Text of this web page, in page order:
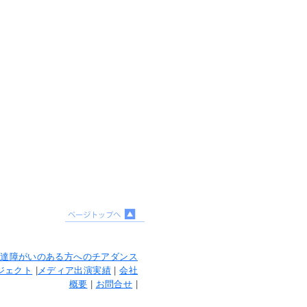
障がいのある方へのチアダンス
ェクト |メディア出演実績 |会社
概要 | お問合せ |